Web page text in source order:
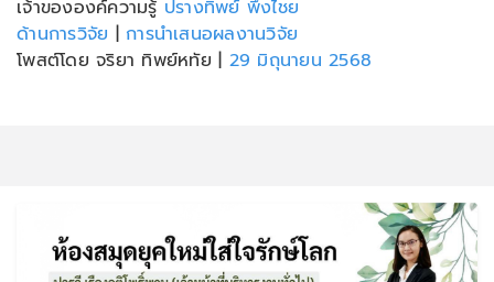
เจ้าขององค์ความรู้ ปรางทิพย์ พึงไชย
ด้านการวิจัย | การนำเสนอผลงานวิจัย
โพสต์โดย จริยา ทิพย์หทัย | 29 มิถุนายน 2568